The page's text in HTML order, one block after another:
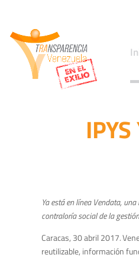
Ya está en línea Vendata,
contraloría social de la
Caracas, 30 abril 2017.
reutilizable, información